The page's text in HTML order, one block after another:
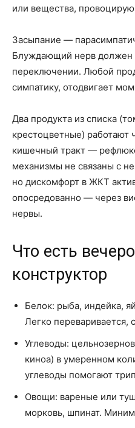
или вещества,
Засыпание —
Блуждающий нерв должен
переключении. Любой
симпатику, отодвигает
Два продукта из списка
крестоцветные) работают
кишечный тракт —
механизмы не связаны с
но дискомфорт в ЖКТ
опосредованно — через
нервы.
Что есть
конструктор
Белок: рыба, индейка,
Легко переваривается,
Углеводы:
киноа) в умеренном
углеводы помогают
Овощи: вареные или
морковь, шпинат.